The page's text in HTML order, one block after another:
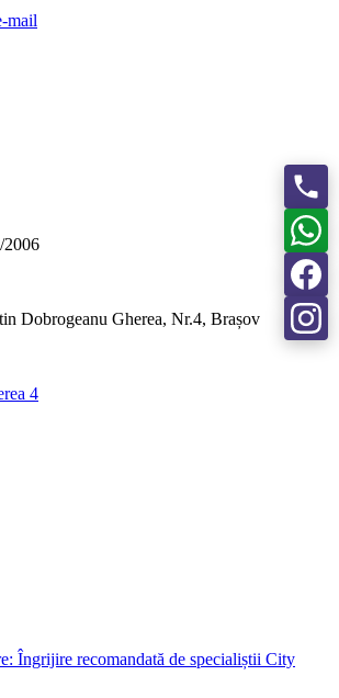
mail
2006
Dobrogeanu Gherea, Nr.4, Brașov
4
Îngrijire recomandată de specialiștii City